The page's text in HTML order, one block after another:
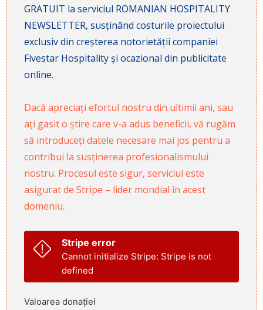
GRATUIT la serviciul ROMANIAN HOSPITALITY
NEWSLETTER, susținând costurile proiectului
exclusiv din creșterea notorietății companiei
Fivestar Hospitality și ocazional din publicitate
online.
Dacă apreciați efortul nostru din ultimii ani, sau
ați gasit o știre care v-a adus beneficii, vă rugăm
să introduceți datele necesare mai jos pentru a
contribui la susținerea profesionalismului
nostru. Procesul este sigur, serviciul este
asigurat de Stripe – lider mondial în acest
domeniu.
Stripe error
Cannot initialize Stripe: Stripe is not
defined
Valoarea donației